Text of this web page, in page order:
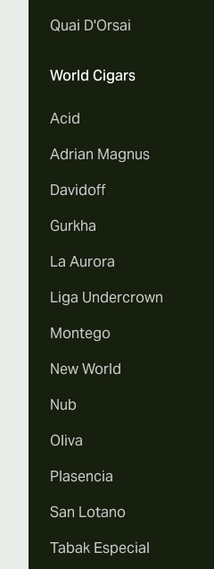
Quai D'Orsai
World Cigars
Acid
Adrian Magnus
Davidoff
Gurkha
La Aurora
Liga Undercrown
Montego
New World
Nub
Oliva
Plasencia
San Lotano
Tabak Especial